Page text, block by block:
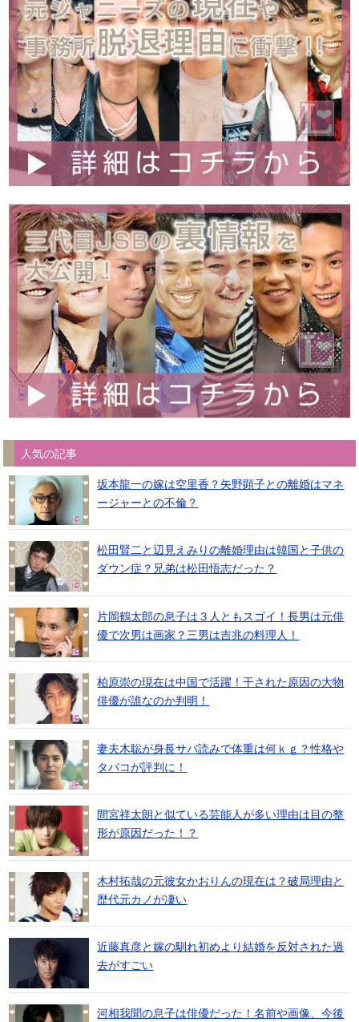
人気の記事
坂本龍一の嫁は空里香？矢野顕子との離婚はマネ
ージャーとの不倫？
松田賢二と辺見えみりの離婚理由は韓国と子供の
ダウン症？兄弟は松田悟志だった？
片岡鶴太郎の息子は３人ともスゴイ！長男は元俳
優で次男は画家？三男は吉兆の料理人！
柏原崇の現在は中国で活躍！干された原因の大物
俳優が誰なのか判明！
妻夫木聡が身長サバ読みで体重は何ｋｇ？性格や
タバコが評判に！
間宮祥太朗と似ている芸能人が多い理由は目の整
形が原因だった！？
木村拓哉の元彼女かおりんの現在は？破局理由と
歴代元カノが凄い
近藤真彦と嫁の馴れ初めより結婚を反対された過
去がすごい
河相我聞の息子は俳優だった！名前や画像、今後